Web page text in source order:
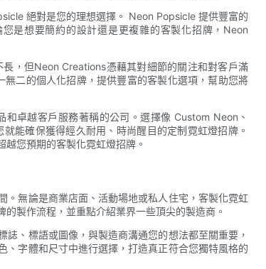
絕對是您的理想選擇。 Neon Popsicle 提供豐富的
是想要簡約的設計還是更複雜的客製化招牌，Neon
，但Neon Creations憑藉其對細節的關注和對客戶滿
二的個人化招牌，提供豐富的客製化選項，幫助您將
卓越客戶服務著稱的公司。選擇像 Custom Neon、
能確保獲得經久耐用、時尚醒目的定制霓虹燈招牌。
您預期的客製化霓虹燈招牌。
。無論是商業店面、活動場地或私人住宅，客製化霓虹
製作流程，並重點介紹業界一些頂尖的製造商。
、標語或圖像，與製造商溝通您的想法都至關重要，
字體和尺寸中進行選擇，打造真正符合您獨特風格的